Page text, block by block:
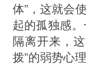
体”，这就会
起的孤独感
隔离开来，
拨”的弱势心